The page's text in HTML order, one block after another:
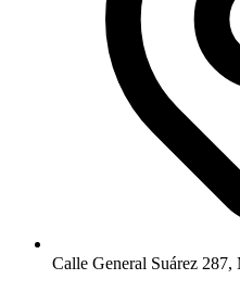
Calle General Suárez